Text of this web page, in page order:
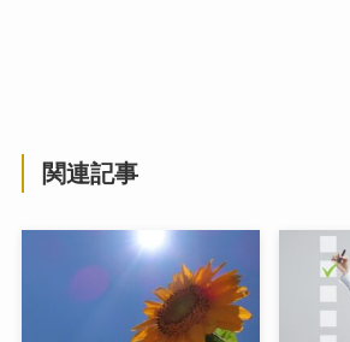
関連記事